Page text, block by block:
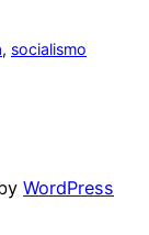
, socialismo
WordPress